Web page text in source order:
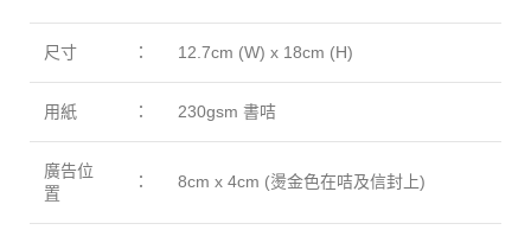
尺寸 ： 12.7cm (W) x 18cm (H)
用紙 ： 230gsm 書咭
廣告位
置
： 8cm x 4cm (燙金色在咭及信封上)